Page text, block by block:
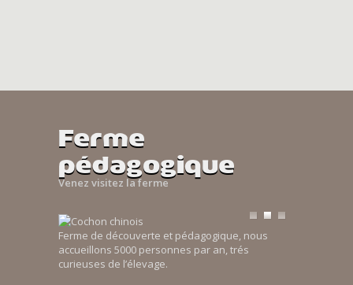
Ferme
pédagogique
Venez visitez la ferme
Ferme de découverte et pédagogique, nous
accueillons 5000 personnes par an, trés
curieuses de l’élevage.